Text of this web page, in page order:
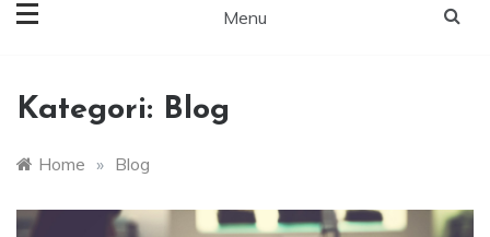
Menu
Kategori: Blog
Home » Blog